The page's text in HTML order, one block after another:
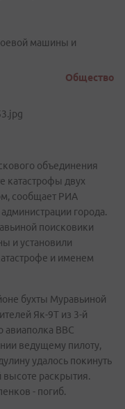
машины и
Общество
объединения
катастрофы двух
сообщает РИА
города.
поисковики
и установили
и именем
бухты Муравьиной
Як-9Т из 3-й
авиаполка ВВС
ведущему пилоту,
удалось покинуть
раскрытия.
- погиб.